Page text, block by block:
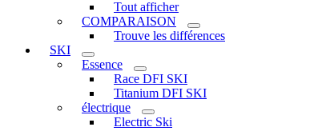
Tout afficher
COMPARAISON
Trouve les différences
SKI
Essence
Race DFI SKI
Titanium DFI SKI
électrique
Electric Ski